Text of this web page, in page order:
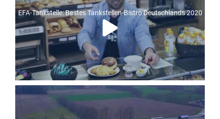
EFA-Tankstelle: Bestes Tankstellen-Bistro Deutschlands 2020